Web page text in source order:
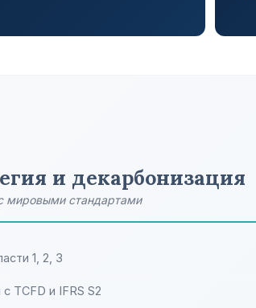
и декарбонизация
мировыми стандартами
1, 2, 3
TCFD и IFRS S2